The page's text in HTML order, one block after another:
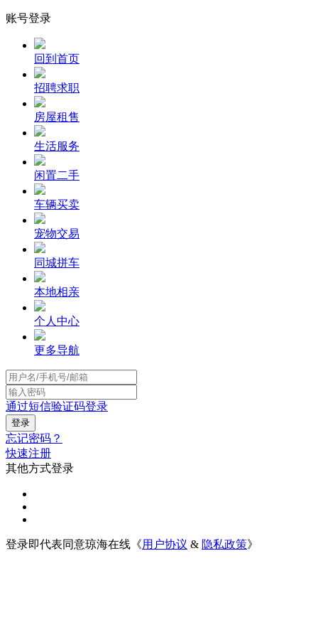
账号登录
回到首页
招聘求职
房屋租售
生活服务
闲置二手
车辆买卖
宠物交易
同城拼车
本地相亲
个人中心
更多导航
通过短信验证码登录
忘记密码？
快速注册
其他方式登录
登录即代表同意琼海在线《用户协议 & 隐私政策》